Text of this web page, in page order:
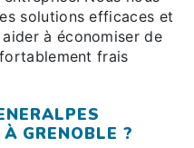
solutions efficaces et
à économiser de
frais
GRENOBLE ?